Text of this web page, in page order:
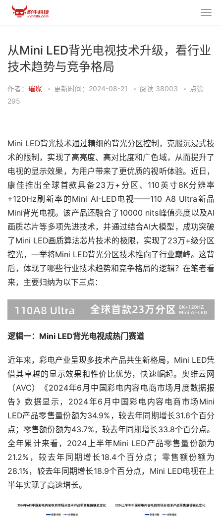
从Mini LED背光电视技术升级，看行业
技术趋势与竞争格局
作者： 璀璨 • 更新时间：2024-08-21 • 阅读 38003 • 点赞
295
Mini LED背光技术通过精细的背光分区控制，克服沉浸式技
术的限制，‌实现了高亮度、‌高对比度和广色域，‌从而提升了
电视的显示效果，为用户带来了更优质的视听体验。近日，
康佳推出全球首款具备23万+分区、110英寸8K分辨率
+120Hz刷新率的Mini AI-LED电视——110 A8 Ultra新品
Mini背光电视。该产品还融合了10000 nits峰值亮度以及AI
画质芯片等多项先进技术，并通过结合AI大模型，成功突破
了Mini LED画质算法芯片技术的极限，实现了23万+级分区
控光，一举将Mini LED背光分区技术推向了行业巅峰。这背
后，体现了哪些行业技术趋势和竞争格局的逻辑？在笔者看
来，主要归纳为以下三点：
逻辑一：Mini LED背光电视成热门赛道
近年来，彩电产业呈现多技术产品共生新格局，Mini LED凭
借其卓越的显示效果和性价比优势，快速崛起。奥维云网
（AVC）《2024年6月中国彩电内容电商市场月度数据报
告》数据显示，2024年6月中国彩电内容电商市场Mini
LED产品零售量份额为34.9%，较去年同期增长31.6个百分
点；零售额份额为43.7%，较去年同期增长33.8个百分点。
全年累计来看，2024上半年Mini LED产品零售量份额为
21.2%，较去年同期增长18.4个百分点；零售额份额为
28.1%，较去年同期增长18.9个百分点，Mini LED电视在上
半年实现了高速增长。